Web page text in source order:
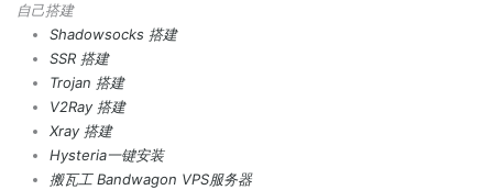
自己搭建
Shadowsocks 搭建
SSR 搭建
Trojan 搭建
V2Ray 搭建
Xray 搭建
Hysteria一键安装
搬瓦工 Bandwagon VPS服务器